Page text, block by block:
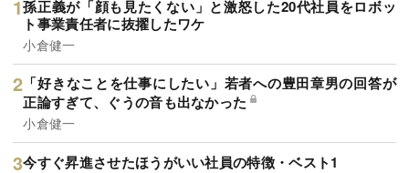
孫正義が「顔も見たくない」と激怒した20代社員をロボッ
ト事業責任者に抜擢したワケ
小倉健一
「好きなことを仕事にしたい」若者への豊田章男の回答が
正論すぎて、ぐうの音も出なかった
小倉健一
今すぐ昇進させたほうがいい社員の特徴・ベスト1